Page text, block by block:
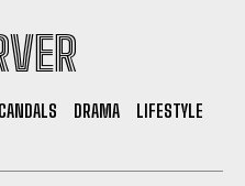
DRAMA
LIFESTYLE